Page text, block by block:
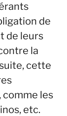
de
de leurs
la
cette
les
etc.